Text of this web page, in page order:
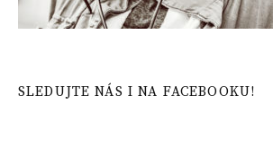
SLEDUJTE NÁS I NA FACEBOOKU!